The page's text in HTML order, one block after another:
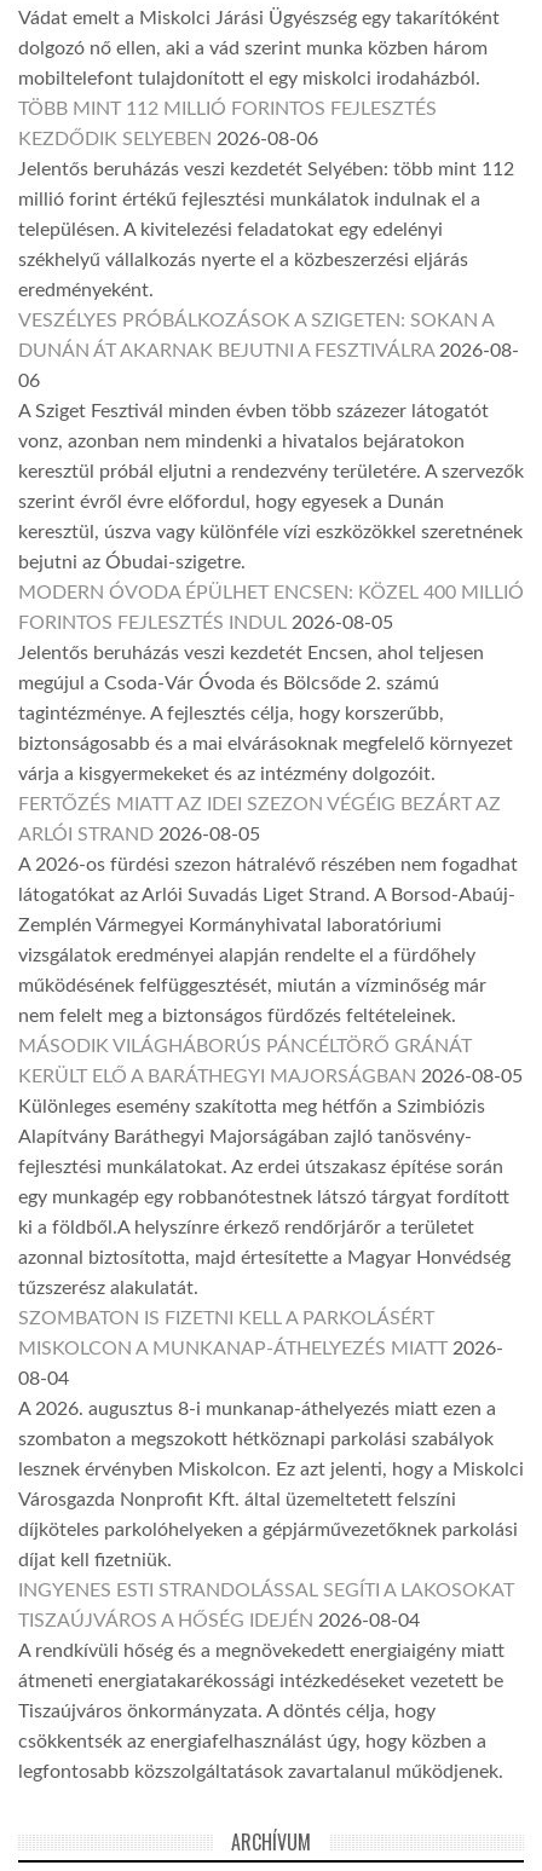
Vádat emelt a Miskolci Járási Ügyészség egy takarítóként
dolgozó nő ellen, aki a vád szerint munka közben három
mobiltelefont tulajdonított el egy miskolci irodaházból.
TÖBB MINT 112 MILLIÓ FORINTOS FEJLESZTÉS
KEZDŐDIK SELYEBEN 2026-08-06
Jelentős beruházás veszi kezdetét Selyében: több mint 112
millió forint értékű fejlesztési munkálatok indulnak el a
településen. A kivitelezési feladatokat egy edelényi
székhelyű vállalkozás nyerte el a közbeszerzési eljárás
eredményeként.
VESZÉLYES PRÓBÁLKOZÁSOK A SZIGETEN: SOKAN A
DUNÁN ÁT AKARNAK BEJUTNI A FESZTIVÁLRA 2026-08-
06
A Sziget Fesztivál minden évben több százezer látogatót
vonz, azonban nem mindenki a hivatalos bejáratokon
keresztül próbál eljutni a rendezvény területére. A szervezők
szerint évről évre előfordul, hogy egyesek a Dunán
keresztül, úszva vagy különféle vízi eszközökkel szeretnének
bejutni az Óbudai-szigetre.
MODERN ÓVODA ÉPÜLHET ENCSEN: KÖZEL 400 MILLIÓ
FORINTOS FEJLESZTÉS INDUL 2026-08-05
Jelentős beruházás veszi kezdetét Encsen, ahol teljesen
megújul a Csoda-Vár Óvoda és Bölcsőde 2. számú
tagintézménye. A fejlesztés célja, hogy korszerűbb,
biztonságosabb és a mai elvárásoknak megfelelő környezet
várja a kisgyermekeket és az intézmény dolgozóit.
FERTŐZÉS MIATT AZ IDEI SZEZON VÉGÉIG BEZÁRT AZ
ARLÓI STRAND 2026-08-05
A 2026-os fürdési szezon hátralévő részében nem fogadhat
látogatókat az Arlói Suvadás Liget Strand. A Borsod-Abaúj-
Zemplén Vármegyei Kormányhivatal laboratóriumi
vizsgálatok eredményei alapján rendelte el a fürdőhely
működésének felfüggesztését, miután a vízminőség már
nem felelt meg a biztonságos fürdőzés feltételeinek.
MÁSODIK VILÁGHÁBORÚS PÁNCÉLTÖRŐ GRÁNÁT
KERÜLT ELŐ A BARÁTHEGYI MAJORSÁGBAN 2026-08-05
Különleges esemény szakította meg hétfőn a Szimbiózis
Alapítvány Baráthegyi Majorságában zajló tanösvény-
fejlesztési munkálatokat. Az erdei útszakasz építése során
egy munkagép egy robbanótestnek látszó tárgyat fordított
ki a földből.A helyszínre érkező rendőrjárőr a területet
azonnal biztosította, majd értesítette a Magyar Honvédség
tűzszerész alakulatát.
SZOMBATON IS FIZETNI KELL A PARKOLÁSÉRT
MISKOLCON A MUNKANAP-ÁTHELYEZÉS MIATT 2026-
08-04
A 2026. augusztus 8-i munkanap-áthelyezés miatt ezen a
szombaton a megszokott hétköznapi parkolási szabályok
lesznek érvényben Miskolcon. Ez azt jelenti, hogy a Miskolci
Városgazda Nonprofit Kft. által üzemeltetett felszíni
díjköteles parkolóhelyeken a gépjárművezetőknek parkolási
díjat kell fizetniük.
INGYENES ESTI STRANDOLÁSSAL SEGÍTI A LAKOSOKAT
TISZAÚJVÁROS A HŐSÉG IDEJÉN 2026-08-04
A rendkívüli hőség és a megnövekedett energiaigény miatt
átmeneti energiatakarékossági intézkedéseket vezetett be
Tiszaújváros önkormányzata. A döntés célja, hogy
csökkentsék az energiafelhasználást úgy, hogy közben a
legfontosabb közszolgáltatások zavartalanul működjenek.
ARCHÍVUM